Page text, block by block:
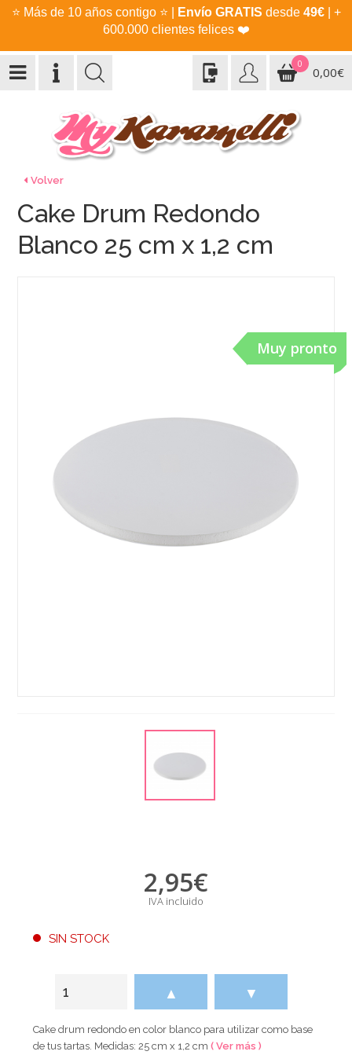
⭐ Más de 10 años contigo ⭐ Envío GRATIS desde 49€| +
600.000 clientes felices ❤️
0
0,00€
Volver
Muy pronto
Cake Drum Redondo
Blanco 25 cm x 1,2 cm
2,95€
IVA incluido
SIN STOCK
▲ ▼
Cake drum redondo en color blanco para utilizar como base
de tus tartas. Medidas: 25 cm x 1,2 cm( Ver más )